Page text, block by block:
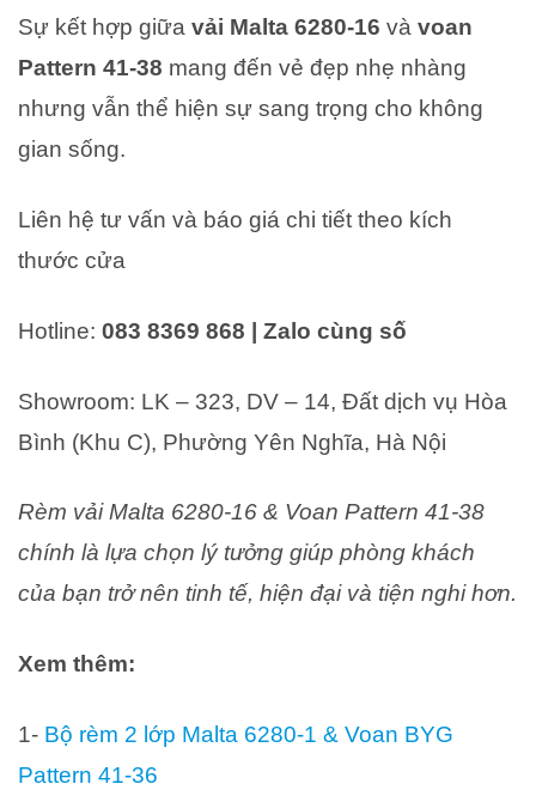
Sự kết hợp giữa vải Malta 6280-16 và voan
Pattern 41-38 mang đến vẻ đẹp nhẹ nhàng
nhưng vẫn thể hiện sự sang trọng cho không
gian sống.
Liên hệ tư vấn và báo giá chi tiết theo kích
thước cửa
Hotline: 083 8369 868 | Zalo cùng số
Showroom: LK – 323, DV – 14, Đất dịch vụ Hòa
Bình (Khu C), Phường Yên Nghĩa, Hà Nội
Rèm vải Malta 6280-16 & Voan Pattern 41-38
chính là lựa chọn lý tưởng giúp phòng khách
của bạn trở nên tinh tế, hiện đại và tiện nghi hơn.
Xem thêm:
1- Bộ rèm 2 lớp Malta 6280-1 & Voan BYG
Pattern 41-36